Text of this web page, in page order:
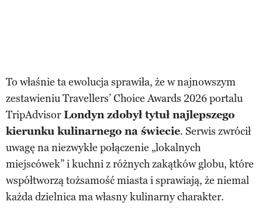
To właśnie ta ewolucja sprawiła, że w najnowszym
zestawieniu Travellers’ Choice Awards 2026 portalu
TripAdvisorLondyn zdobył tytuł najlepszego
kierunku kulinarnego na świecie. Serwis zwrócił
uwagę na niezwykłe połączenie „lokalnych
miejscówek” i kuchni z różnych zakątków globu, które
współtworzą tożsamość miasta i sprawiają, że niemal
każda dzielnica ma własny kulinarny charakter.